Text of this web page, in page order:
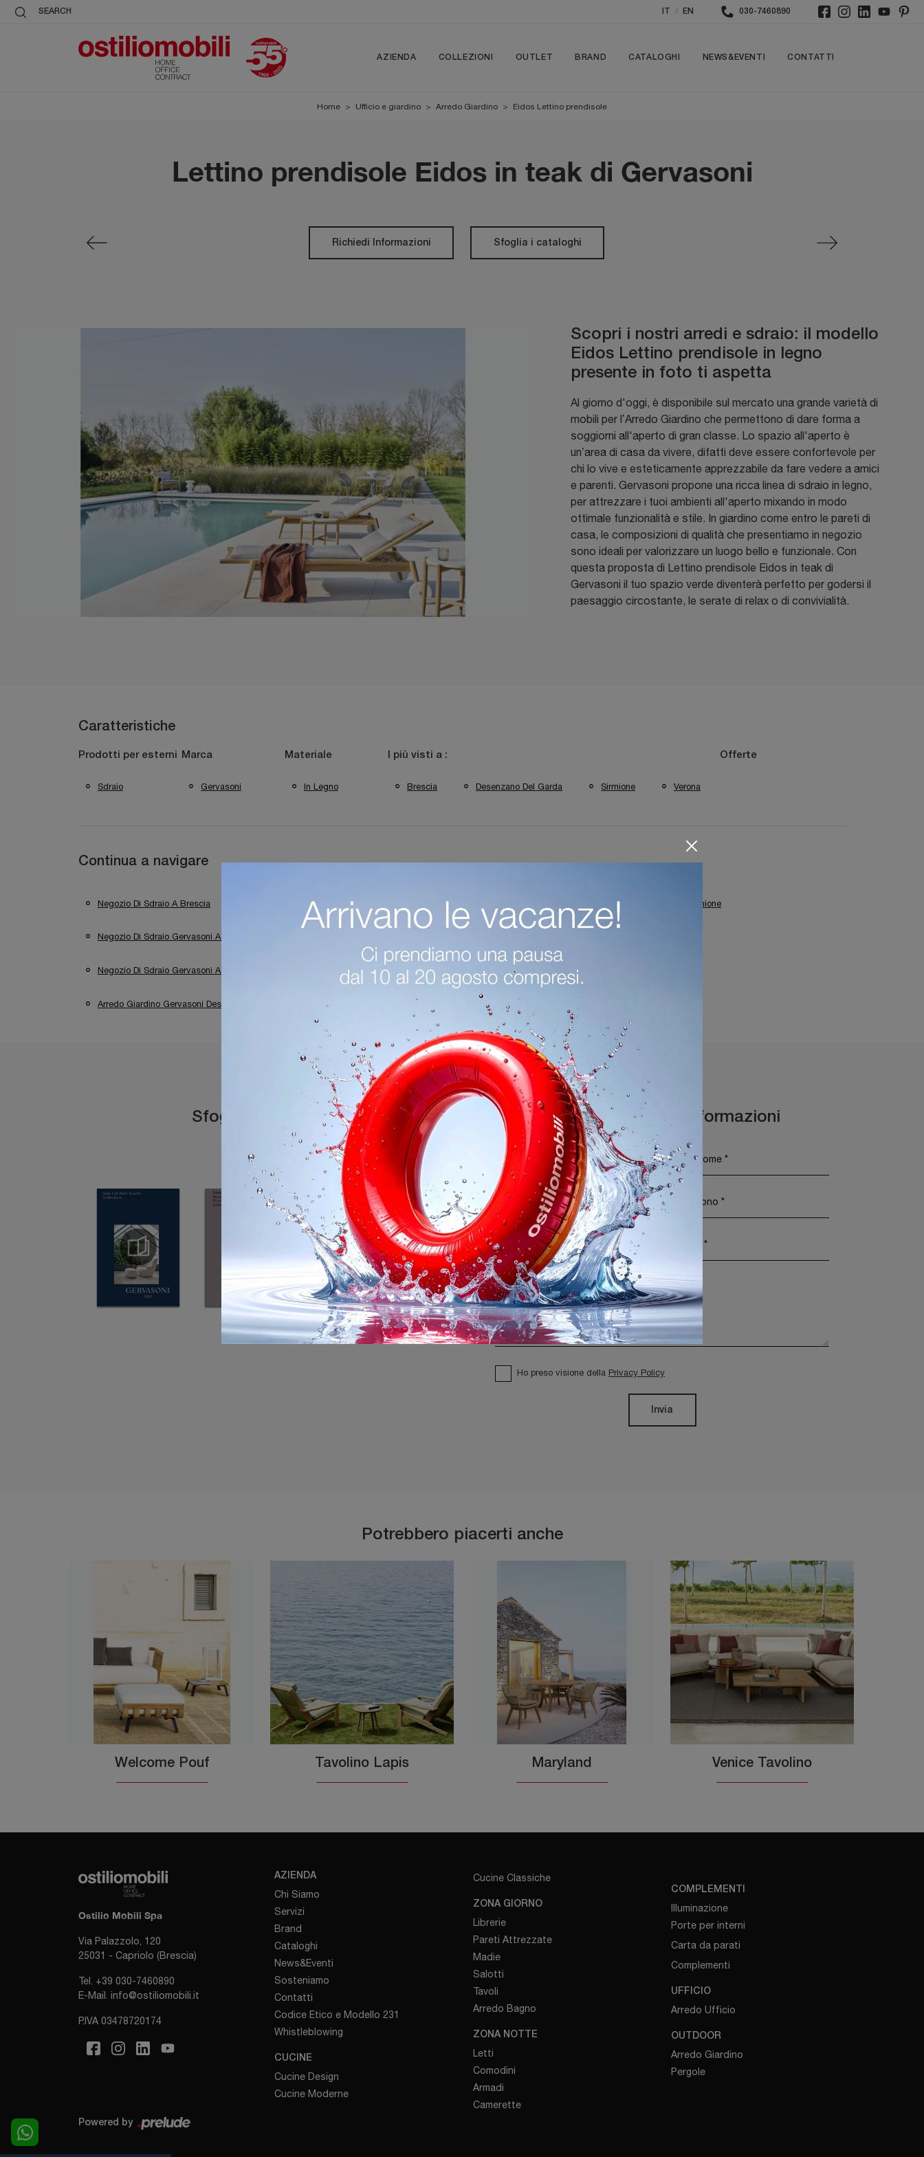
SEARCH / EN 030-7460890
AZIENDA COLLEZIONI OUTLET BRAND CATALOGHI NEWS&EVENTI CONTATTI
Home > Ufficio e giardino > Arredo Giardino > Eidos Lettino prendisole
Lettino prendisole Eidos in teak di Gervasoni
Richiedi Informazioni Sfoglia i cataloghi
Scopri i nostri arredi e sdraio: il modello
Eidos Lettino prendisole in legno
presente in foto ti aspetta
Al giorno d'oggi, è disponibile sul mercato una grande varietà di
mobili per l’Arredo Giardino che permettono di dare forma a
soggiorni all'aperto di gran classe. Lo spazio all'aperto è
un’area di casa da vivere, difatti deve essere confortevole per
chi lo vive e esteticamente apprezzabile da fare vedere a amici
e parenti. Gervasoni propone una ricca linea di sdraio in legno,
per attrezzare i tuoi ambienti all'aperto mixando in modo
ottimale funzionalità e stile. In giardino come entro le pareti di
casa, le composizioni di qualità che presentiamo in negozio
sono ideali per valorizzare un luogo bello e funzionale. Con
questa proposta di Lettino prendisole Eidos in teak di
Gervasoni il tuo spazio verde diventerà perfetto per godersi il
paesaggio circostante, le serate di relax o di convivialità.
Caratteristiche
Prodotti per esterni
Sdraio
Marca
Gervasoni
Materiale
In Legno
I più visti a :
Brescia Desenzano Del Garda Sirmione Verona
Offerte
Continua a navigare
Negozio Di Sdraio A Brescia Negozio Di Sdraio A Verona Negozio Di Sdraio A Desenzano Del Garda Negozio Di Sdraio A Sirmione
Negozio Di Sdraio Gervasoni A Brescia
Negozio Di Sdraio Gervasoni A Sirmione Arredo Giardino Gervasoni Brescia Arredo Giardino Gervasoni Verona
Arredo Giardino Gervasoni Desenzano Del Garda Arredo Giardino Gervasoni Sirmione
Sfoglia i cataloghi Richiedi Maggiori Informazioni
Ho preso visione della Privacy Policy
Invia
Potrebbero piacerti anche
Welcome Pouf Tavolino Lapis Maryland Venice Tavolino
Ostilio Mobili Spa
Via Palazzolo, 120
25031 - Capriolo (Brescia)
Tel. +39 030-7460890
E-Mail. info@ostiliomobili.it
P.IVA 03478720174
AZIENDA
Chi Siamo
Servizi
Brand
Cataloghi
News&Eventi
Sosteniamo
Contatti
Codice Etico e Modello 231
Whistleblowing
CUCINE
Cucine Design
Cucine Moderne
Cucine Classiche
ZONA GIORNO
Librerie
Pareti Attrezzate
Madie
Salotti
Tavoli
Arredo Bagno
ZONA NOTTE
Letti
Comodini
Armadi
Camerette
COMPLEMENTI
Illuminazione
Porte per interni
Carta da parati
Complementi
UFFICIO
Arredo Ufficio
OUTDOOR
Arredo Giardino
Pergole
Powered by